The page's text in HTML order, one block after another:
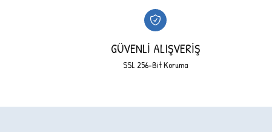
GÜVENLİ ALIŞVERİŞ
SSL 256-Bit Koruma